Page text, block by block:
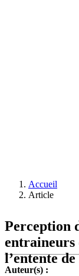
Accueil
Article
Perception
entraineurs
l’entente
Auteur(s) :